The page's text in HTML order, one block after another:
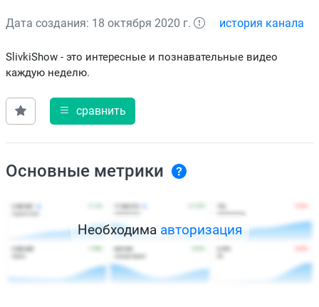
Дата создания: 18 октября 2020 г. история канала
SlivkiShow - это интересные и познавательные видео
каждую неделю.
сравнить
Основные метрики
Необходима авторизация